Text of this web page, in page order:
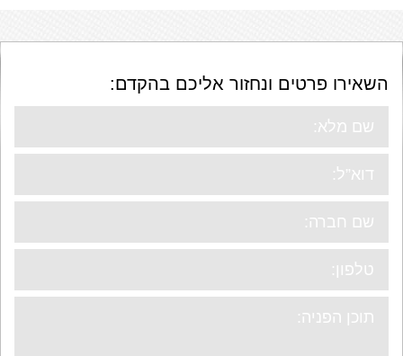
השאירו פרטים ונחזור אליכם בהקדם: